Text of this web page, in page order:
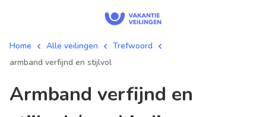
Home Alle veilingen
Trefwoord
armband verfijnd en stijlvol
armband verfijnd en